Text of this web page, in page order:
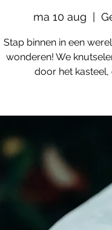
ma 10 aug
Stap binnen in een
wonderen! We
door het kasteel,